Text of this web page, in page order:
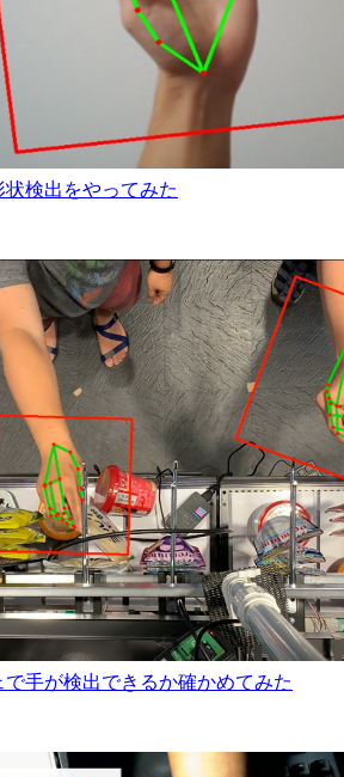
状検出をやってみた
で手が検出できるか確かめてみた